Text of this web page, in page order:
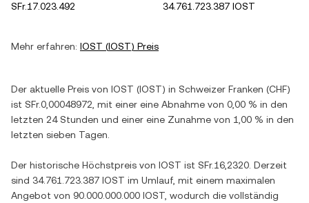
SFr.17.023.492
34.761.723.387 IOST
Mehr erfahren: IOST (IOST) Preis
Der aktuelle Preis von IOST (IOST) in Schweizer Franken (CHF)
ist SFr.0,00048972 , mit einer eine Abnahme von 0,00 % in den
letzten 24 Stunden und einer eine Zunahme von 1,00 % in den
letzten sieben Tagen.
Der historische Höchstpreis von IOST ist SFr.16,2320 . Derzeit
sind 34.761.723.387 IOST im Umlauf, mit einem maximalen
Angebot von 90.000.000.000 IOST , wodurch die vollständig